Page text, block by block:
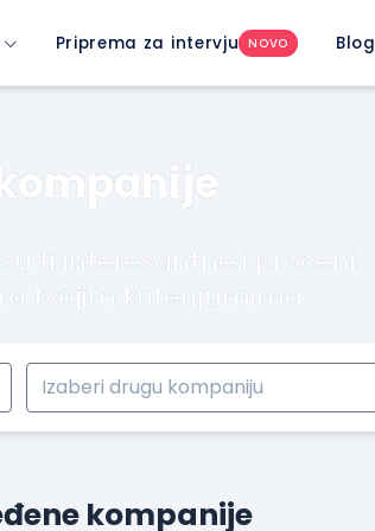
Priprema za intervju NOVO Blog
ti interesantne i proceni
tvojim kriterijumima
kompanije